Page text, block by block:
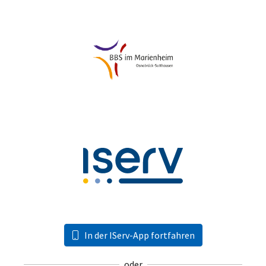
In der IServ-App fortfahren